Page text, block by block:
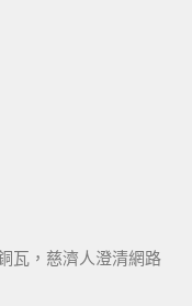
瓦，慈濟人澄清網路